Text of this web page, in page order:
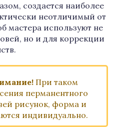
создается наиболее
неотличимый от
мастера используют не
но и для коррекции
При таком
перманентного
рисунок, форма и
индивидуально.